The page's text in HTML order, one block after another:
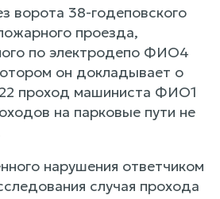
ворота 38-годеповского
проезда,
по электродепо ФИО4
он докладывает о
проход машиниста ФИО1
на парковые пути не
нарушения ответчиком
случая прохода